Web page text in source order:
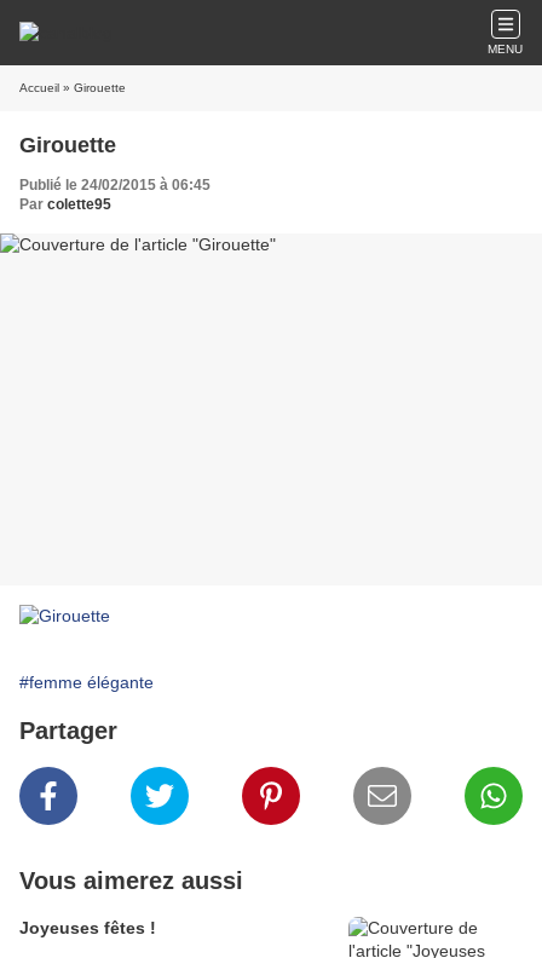
MENU
Accueil » Girouette
Girouette
Publié le 24/02/2015 à 06:45
Par colette95
#femme élégante
Partager
Vous aimerez aussi
Joyeuses fêtes !